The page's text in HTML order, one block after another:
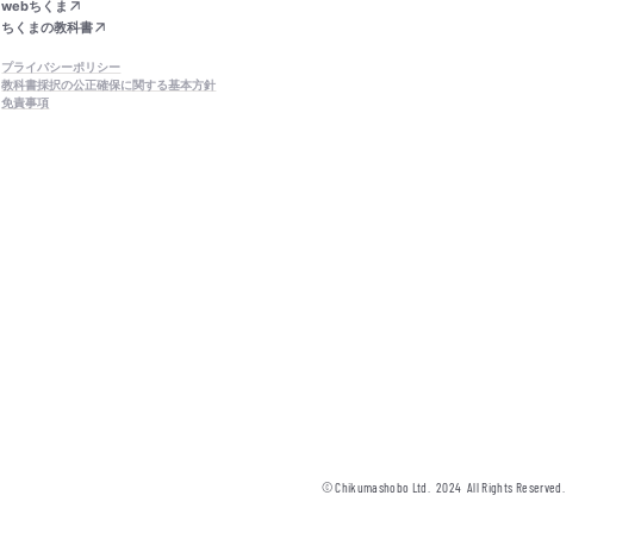
webちくま
ちくまの教科書
プライバシーポリシー
教科書採択の公正確保に関する基本方針
免責事項
© Chikumashobo Ltd. 2024 All Rights Reserved.